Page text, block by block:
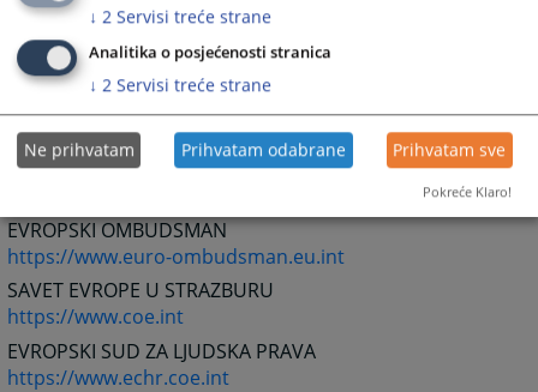
MEĐUNARODNI KRIVIČNI SUD
https://www.iccnow.org/
EVROPSKO PRAVO I INSTITUCIJE
EVROPSKA UNIJA
https://europa.eu.int/
EVROPSKI SUD
EVROPSKI OMBUDSMAN
https://www.euro-ombudsman.eu.int
SAVET EVROPE U STRAZBURU
https://www.coe.int
EVROPSKI SUD ZA LJUDSKA PRAVA
https://www.echr.coe.int
↓ 2 Servisi treće strane
Analitika o posjećenosti stranica
↓ 2 Servisi treće strane
Ne prihvatam Prihvatam odabrane Prihvatam sve
Pokreće Klaro!